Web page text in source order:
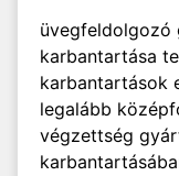
üvegfeldolgozó
karbantartása
karbantartások
legalább
végzettség